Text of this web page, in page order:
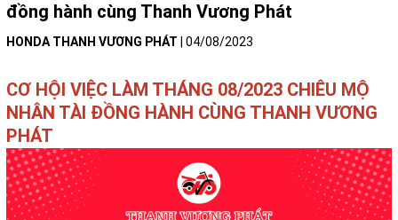
đồng hành cùng Thanh Vương Phát
HONDA THANH VƯƠNG PHÁT 04/08/2023
CƠ HỘI VIỆC LÀM THÁNG 08/2023 CHIÊU MỘ
NHÂN TÀI ĐỒNG HÀNH CÙNG THANH VƯƠNG
PHÁT